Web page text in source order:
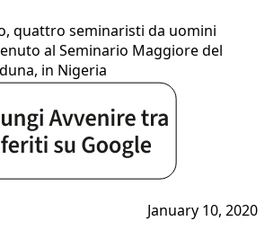
quattro seminaristi da uomini
al Seminario Maggiore del
in Nigeria
January 10, 2020